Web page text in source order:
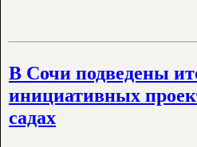
В Сочи подведены
инициативных
садах